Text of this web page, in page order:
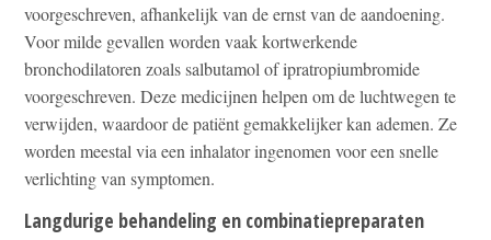
voorgeschreven, afhankelijk van de ernst van de aandoening.
Voor milde gevallen worden vaak kortwerkende
bronchodilatoren zoals salbutamol of ipratropiumbromide
voorgeschreven. Deze medicijnen helpen om de luchtwegen te
verwijden, waardoor de patiënt gemakkelijker kan ademen. Ze
worden meestal via een inhalator ingenomen voor een snelle
verlichting van symptomen.
Langdurige behandeling en combinatiepreparaten